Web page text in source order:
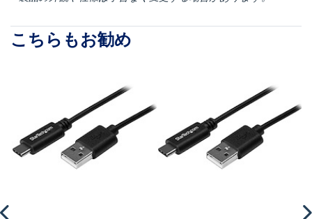
こちらもお勧め